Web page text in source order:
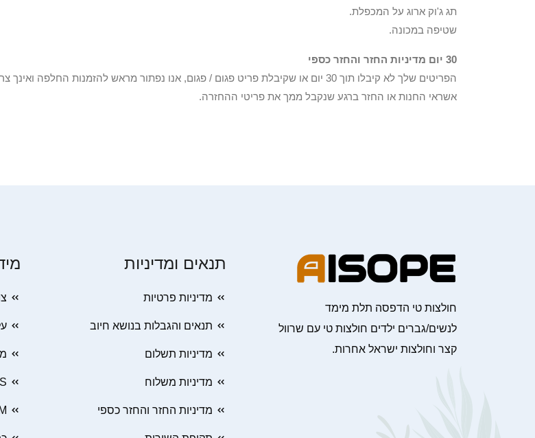
תג ג'וק ארוג על המכפלת.
שטיפה במכונה.
30 יום מדיניות החזר והחזר כספי
הפריטים שלך לא קיבלו תוך 30 יום או שקיבלת פריט פגום / פגום, אנו נפתור מראש
אשראי החנות או החזר ברגע שנקבל ממך את פריטי ההחזרה.
חולצות טי הדפסה תלת מימד
לנשים/גברים ילדים חולצות טי עם שרוול
קצר וחולצות ישראל אחרות.
תנאים ומדיניות
מדיניות פרטיות
תנאים והגבלות בנושא חיוב
מדיניות תשלום
מדיניות משלוח
מדיניות החזר והחזר כספי